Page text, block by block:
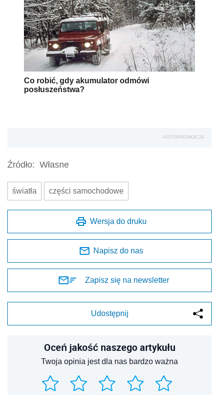
Co robić, gdy akumulator odmówi
posłuszeństwa?
AUTOPROMOCJA
Źródło: Własne
światła części samochodowe
Wersja do druku
Napisz do nas
Zapisz się na newsletter
Udostępnij
Oceń jakość naszego artykułu
Twoja opinia jest dla nas bardzo ważna